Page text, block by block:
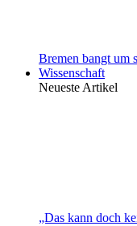
Bremen bangt um
Wissenschaft
Neueste Artikel
„Das kann doch